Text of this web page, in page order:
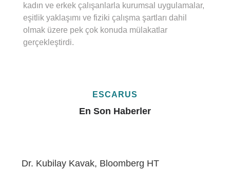
kadın ve erkek çalışanlarla kurumsal uygulamalar,
eşitlik yaklaşımı ve fiziki çalışma şartları dahil
olmak üzere pek çok konuda mülakatlar
gerçekleştirdi.
ESCARUS
En Son Haberler
Dr. Kubilay Kavak, Bloomberg